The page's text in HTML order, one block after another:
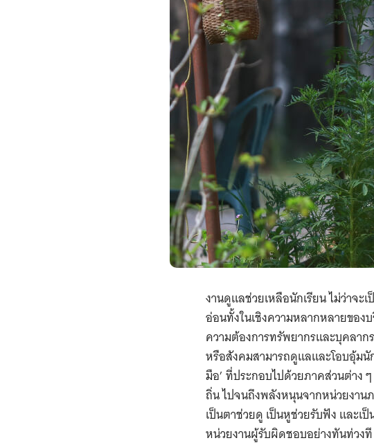
งานดูแลช่วยเหลือนักเรียน ไม่ว่าจะ
อ่อนทั้งในเชิงความหลากหลายขอ
ความต้องการทรัพยากรและบุคลา
หรือสังคมสามารถดูแลและโอบอุ้มนั
มือ’ ที่ประกอบไปด้วยภาคส่วนต่าง
ถิ่น ไปจนถึงพลังหนุนจากหน่วยงาน
เป็นตาช่วยดู เป็นหูช่วยรับฟัง และเ
หน่วยงานผู้รับผิดชอบอย่างทันท่วงที